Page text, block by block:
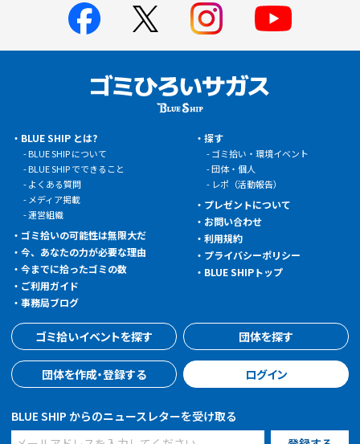
BLUE SHIP とは?
BLUE SHIP について
BLUE SHIP でできること
よくある質問
メディア掲載
運営組織
ゴミ拾いの可能性は無限大だ
今、あなたの力が必要な理由
今までに拾ったゴミの数
ご利用ガイド
事務局ブログ
探す
ゴミ拾い・環境イベント
団体・個人
レポ（活動報告）
プレゼントについて
お問い合わせ
利用規約
プライバシーポリシー
BLUE SHIPトップ
ゴミ拾いイベントを探す 団体を探す
団体を作成・登録する ログイン
BLUE SHIP からのニュースレターを受け取る